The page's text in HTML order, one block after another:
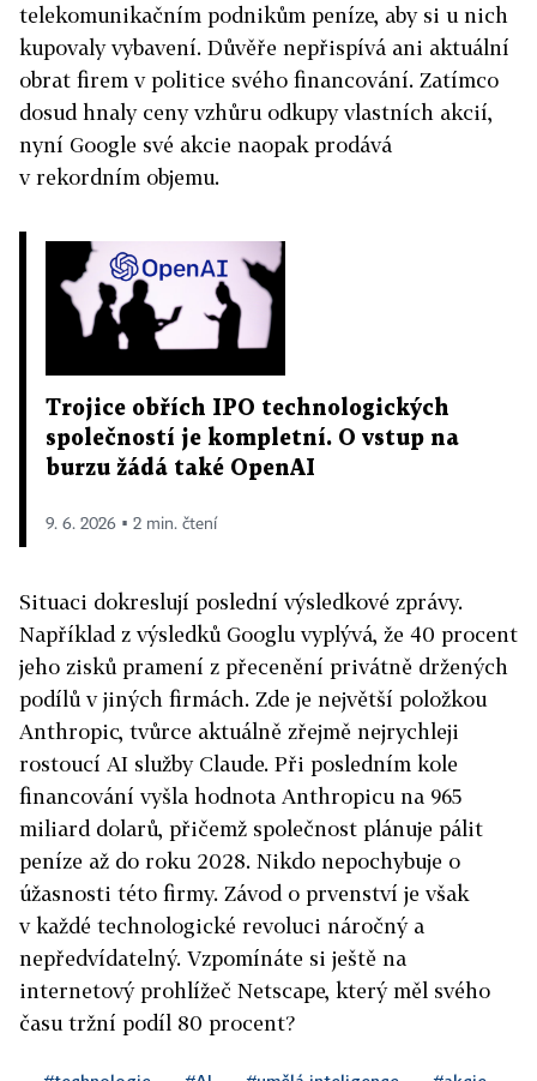
telekomunikačním podnikům peníze, aby si u nich
kupovaly vybavení. Důvěře nepřispívá ani aktuální
obrat firem v politice svého financování. Zatímco
dosud hnaly ceny vzhůru odkupy vlastních akcií,
nyní Google své akcie naopak prodává
v rekordním objemu.
Trojice obřích IPO technologických
společností je kompletní. O vstup na
burzu žádá také OpenAI
9. 6. 2026 ▪ 2 min. čtení
Situaci dokreslují poslední výsledkové zprávy.
Například z výsledků Googlu vyplývá, že 40 procent
jeho zisků pramení z přecenění privátně držených
podílů v jiných firmách. Zde je největší položkou
Anthropic, tvůrce aktuálně zřejmě nejrychleji
rostoucí AI služby Claude. Při posledním kole
financování vyšla hodnota Anthropicu na 965
miliard dolarů, přičemž společnost plánuje pálit
peníze až do roku 2028. Nikdo nepochybuje o
úžasnosti této firmy. Závod o prvenství je však
v každé technologické revoluci náročný a
nepředvídatelný. Vzpomínáte si ještě na
internetový prohlížeč Netscape, který měl svého
času tržní podíl 80 procent?